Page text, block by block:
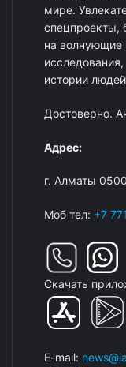
мире.
спецпроекты,
на волнующие
истории
Достоверно.
Адрес:
г. Алматы
Моб тел: +7
Скачать
E-mail: